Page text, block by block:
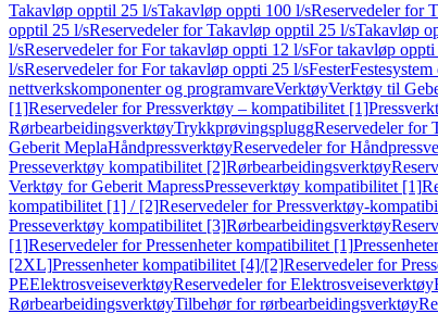
Takavløp opptil 25 l/sTakavløp oppti 100 l/sReservedeler for
opptil 25 l/sReservedeler for Takavløp opptil 25 l/sTakavløp
l/sReservedeler for For takavløp oppti 12 l/sFor takavløp oppti
l/sReservedeler for For takavløp oppti 25 l/sFester
nettverkskomponenter og programvareVerktøyVerktøy til
[1]Reservedeler for Pressverktøy – kompatibilitet [1]
RørbearbeidingsverktøyTrykkprøvingspluggReservedeler for
Geberit MeplaHåndpressverktøyReservedeler for
Presseverktøy kompatibilitet [2]Rørbearbeidingsverktøy
Verktøy for Geberit MapressPresseverktøy kompatibilitet [1]
kompatibilitet [1] / [2]Reservedeler for Pressverktøy-
Presseverktøy kompatibilitet [3]Rørbearbeidingsverktøy
[1]Reservedeler for Pressenheter kompatibilitet [1]
[2XL]Pressenheter kompatibilitet [4]/[2]Reservedeler for
PEElektrosveiseverktøyReservedeler for Elektrosveiseverktøy
RørbearbeidingsverktøyTilbehør for rørbearbeidingsverktøy